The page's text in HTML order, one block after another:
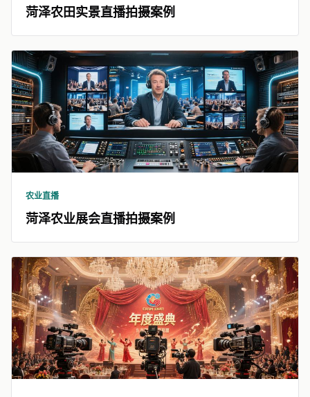
菏泽农田实景直播拍摄案例
农业直播
菏泽农业展会直播拍摄案例